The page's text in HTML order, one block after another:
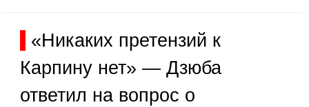
«Никаких претензий к
Карпину нет» — Дзюба
ответил на вопрос о